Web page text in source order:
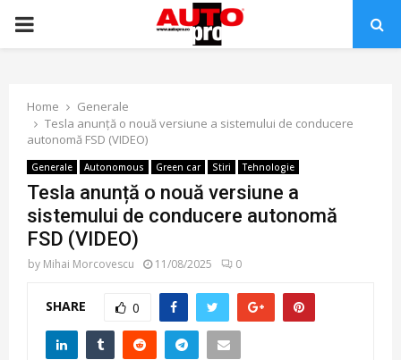
PRIMARY
Home
Generale
Tesla anunță o nouă versiune a sistemului de conducere
autonomă FSD (VIDEO)
Generale Autonomous Green car Stiri Tehnologie
Tesla anunță o nouă versiune a
sistemului de conducere autonomă
FSD (VIDEO)
by Mihai Morcovescu 11/08/2025 0
SHARE 0